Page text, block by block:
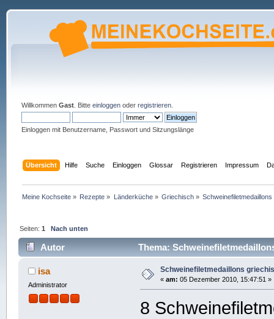
Willkommen Gast. Bitte einloggenoder registrieren.
Einloggen mit Benutzername, Passwort und Sitzungslänge
Übersicht Hilfe Suche Einloggen Glossar Registrieren Impressum
Meine Kochseite » Rezepte » Länderküche» Griechisch »
Seiten:1 Nach unten
Autor Thema:
isa
Administrator
Schweinefiletmedaillons
« am: 05 Dezember 2010, 15:47:51 »
8